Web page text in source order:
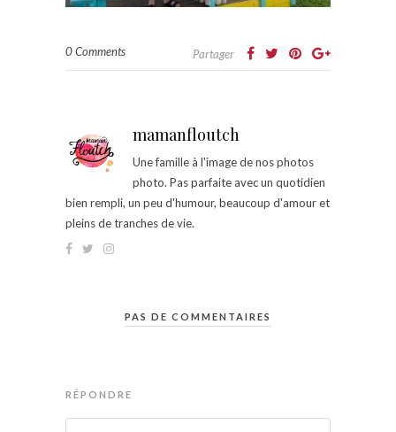
0 Comments Partager
mamanfloutch
Une famille à l'image de nos photos
photo. Pas parfaite avec un quotidien
bien rempli, un peu d'humour, beaucoup d'amour et
pleins de tranches de vie.
PAS DE COMMENTAIRES
RÉPONDRE